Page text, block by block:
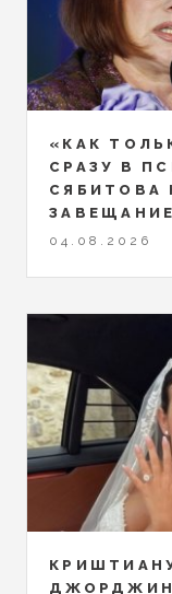
«КАК
СРАЗУ В
СЯБИТОВА
ЗАВЕЩАНИЕ
04.08.2026